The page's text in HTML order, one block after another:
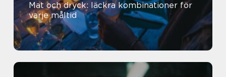
Mat och dryck: läckra kombinationer för
varje måltid